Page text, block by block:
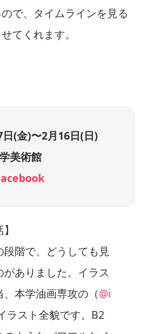
で、タイムラインを見る
てくれます。
(金)〜2月16日(日)
美術館
階で、どうしても見
ありました。イラス
、本学油画専攻の（@i
ラスト全貌です。B2